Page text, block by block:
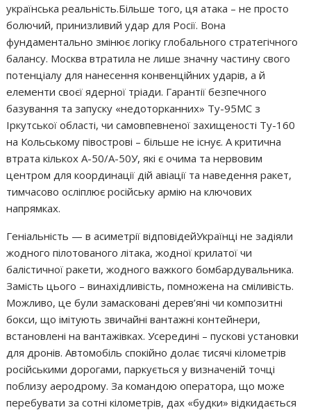
українська реальність.Більше того, ця атака – не просто
болючий, принизливий удар для Росії. Вона
фундаментально змінює логіку глобального стратегічного
балансу. Москва втратила не лише значну частину свого
потенціалу для нанесення конвенційних ударів, а й
елементи своєї ядерної тріади. Гарантії безпечного
базування та запуску «недоторканних» Ту-95МС з
Іркутської області, чи самовпевненої захищеності Ту-160
на Кольському півострові – більше не існує. А критична
втрата кількох А-50/А-50У, які є очима та нервовим
центром для координації дій авіації та наведення ракет,
тимчасово осліплює російську армію на ключових
напрямках.
Геніальність — в асиметрії відповідейУкраїнці не задіяли
жодного пілотованого літака, жодної крилатої чи
балістичної ракети, жодного важкого бомбардувальника.
Замість цього – винахідливість, помножена на сміливість.
Можливо, це були замасковані дерев’яні чи композитні
бокси, що імітують звичайні вантажні контейнери,
встановлені на вантажівках. Усередині – пускові установки
для дронів. Автомобіль спокійно долає тисячі кілометрів
російськими дорогами, паркується у визначеній точці
поблизу аеродрому. За командою оператора, що може
перебувати за сотні кілометрів, дах «будки» відкидається